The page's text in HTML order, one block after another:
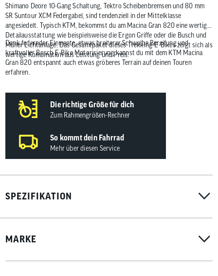
Shimano Deore 10-Gang Schaltung, Tektro Scheibenbremsen und 80 mm
SR Suntour XCM Federgabel, sind tendenziell in der Mittelklasse
angesiedelt. Typisch KTM, bekommst du am Macina Gran 820 eine wertige
Detailausstattung wie beispielsweise die Ergon Griffe oder die Busch und
Müller Lichtanlage. Das Gesamtpaket dieses Trekking-E-Bikes zeigt sich als
wertige Kombination aus Leistung und Preis.
Dank federnder Elemente, etwas breiterer Schwalbe Bereifung und
kraftvoller Bosch E-Bike Motorisierung kannst du mit dem KTM Macina
Gran 820 entspannt auch etwas gröberes Terrain auf deinen Touren
erfahren.
Die richtige Größe für dich
Zum Rahmengrößen-Rechner
So kommt dein Fahrrad
Mehr über diesen Service
SPEZIFIKATION
MARKE